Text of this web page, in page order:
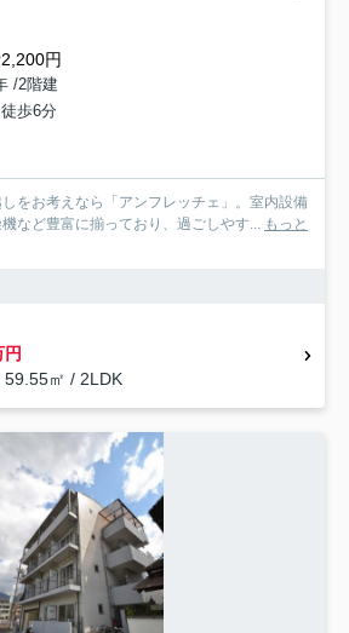
円
/2階建
歩6分
をお考えなら「アンフレッチェ」。室内設備
など豊富に揃っており、過ごしやす... もっと
59.55㎡ / 2LDK